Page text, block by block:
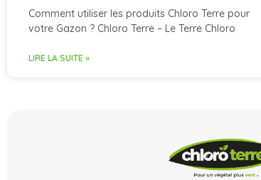
Comment utiliser les produits Chloro Terre pour
votre Gazon ? Chloro Terre – Le Terre Chloro
LIRE LA SUITE »